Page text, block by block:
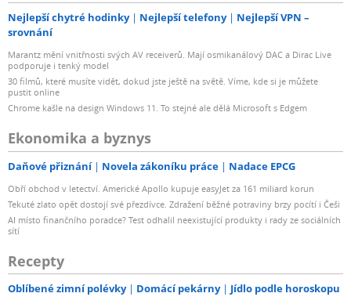
Nejlepší chytré hodinky Nejlepší telefony
Nejlepší VPN –
srovnání
Marantz mění vnitřnosti svých AV receiverů. Mají osmikanálový DAC a Dirac Live
podporuje i tenký model
30 filmů, které musíte vidět, dokud jste ještě na světě. Víme, kde si je můžete
pustit online
Chrome kašle na design Windows 11. To stejné ale dělá Microsoft s Edgem
Ekonomika a byznys
Daňové přiznání Novela zákoníku práce Nadace EPCG
Obří obchod v letectví. Americké Apollo kupuje easyJet za 161 miliard korun
Tekuté zlato opět dostojí své přezdívce. Zdražení běžné potraviny brzy pocítí i Češi
AI místo finančního poradce? Test odhalil neexistující produkty i rady ze sociálních
sítí
Recepty
Oblíbené zimní polévky Domácí pekárny Jídlo podle horoskopu